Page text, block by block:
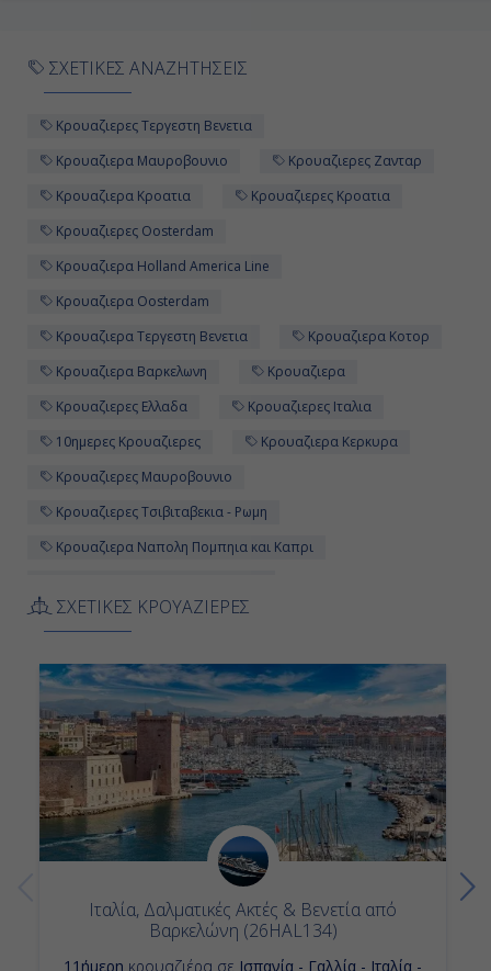
ΣΧΕΤΙΚΕΣ ΑΝΑΖΗΤΗΣΕΙΣ
Κρουαζιερες Τεργεστη Βενετια
Κρουαζιερα Μαυροβουνιο
Κρουαζιερες Ζανταρ
Κρουαζιερα Κροατια
Κρουαζιερες Κροατια
Κρουαζιερες Oosterdam
Κρουαζιερα Holland America Line
Κρουαζιερα Oosterdam
Κρουαζιερα Τεργεστη Βενετια
Κρουαζιερα Κοτορ
Κρουαζιερα Βαρκελωνη
Κρουαζιερα
Κρουαζιερες Ελλαδα
Κρουαζιερες Ιταλια
10ημερες Κρουαζιερες
Κρουαζιερα Κερκυρα
Κρουαζιερες Μαυροβουνιο
Κρουαζιερες Τσιβιταβεκια - Ρωμη
Κρουαζιερα Ναπολη Πομπηια και Καπρι
Κρουαζιερες Βαρκελωνη
Κρουαζιερες Ισπανια
Κρουαζιερες Ναπολη Πομπηια και Καπρι
10ημερη Κρουαζιερα
Κρουαζιερα Ελλαδα
Κρουαζιερα Ιταλια
Κρουαζιερες Ντουμπροβνικ
Κρουαζιερες
Κρουαζιερες Holland America Line
Κρουαζιερες Κερκυρα
Κρουαζιερα Ζανταρ
Κρουαζιερα Ισπανια
ΣΧΕΤΙΚΕΣ ΚΡΟΥΑΖΙΕΡΕΣ
Ιταλία, Δαλματικές Ακτές & Βενετία από
Βαρκελώνη (26HAL134)
11ήμερη κρουαζιέρα σε Ισπανία - Γαλλία - Ιταλία -